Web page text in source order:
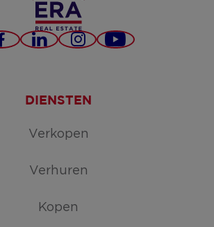
Facebook
LinkedInInstagramYouTube
DIENSTEN
Verkopen
Verhuren
Kopen